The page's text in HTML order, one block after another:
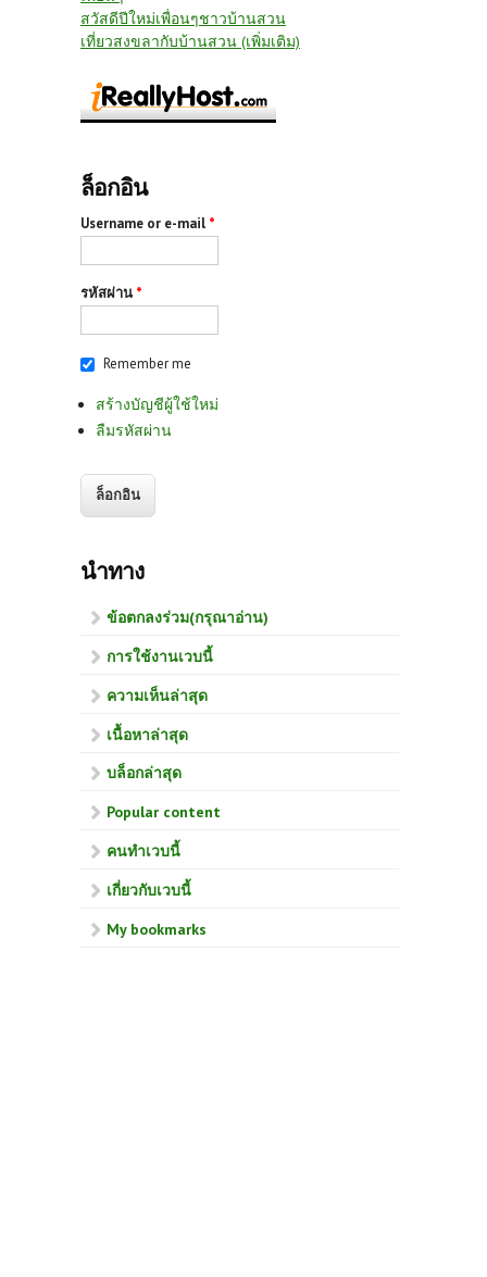
สวัสดีปีใหม่เพื่อนๆชาวบ้านสวน
เที่ยวสงขลากับบ้านสวน (เพิ่มเติม)
ล็อกอิน
Username or e-mail *
รหัสผ่าน *
Remember me
สร้างบัญชีผู้ใช้ใหม่
ลืมรหัสผ่าน
นำทาง
ข้อตกลงร่วม(กรุณาอ่าน)
การใช้งานเวบนี้
ความเห็นล่าสุด
เนื้อหาล่าสุด
บล็อกล่าสุด
Popular content
คนทำเวบนี้
เกี่ยวกับเวบนี้
My bookmarks